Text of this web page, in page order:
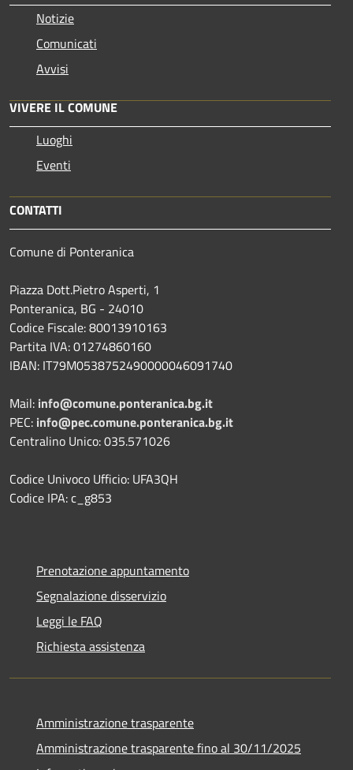
Notizie
Comunicati
Avvisi
VIVERE IL COMUNE
Luoghi
Eventi
CONTATTI
Comune di Ponteranica
Piazza Dott.Pietro Asperti, 1
Ponteranica, BG - 24010
Codice Fiscale: 80013910163
Partita IVA: 01274860160
IBAN: IT79M0538752490000046091740
Mail: info@comune.ponteranica.bg.it
PEC: info@pec.comune.ponteranica.bg.it
Centralino Unico: 035.571026
Codice Univoco Ufficio: UFA3QH
Codice IPA: c_g853
Prenotazione appuntamento
Segnalazione disservizio
Leggi le FAQ
Richiesta assistenza
Amministrazione trasparente
Amministrazione trasparente fino al 30/11/2025